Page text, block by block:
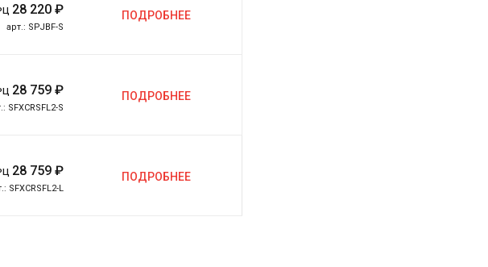
28 220₽
арт.: SPJBF-S
ПОДРОБНЕЕ
28 759₽
SFXCRSFL2-S
ПОДРОБНЕЕ
28 759₽
SFXCRSFL2-L
ПОДРОБНЕЕ